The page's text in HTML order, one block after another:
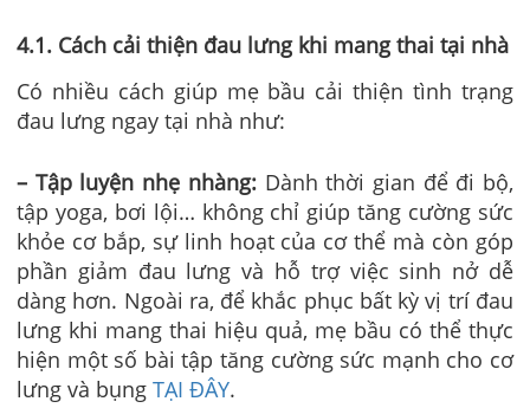
4.1. Cách cải thiện đau lưng khi mang thai tại nhà
Có nhiều cách giúp mẹ bầu cải thiện tình trạng
đau lưng ngay tại nhà như:
– Tập luyện nhẹ nhàng:Dành thời gian để đi bộ,
tập yoga, bơi lội… không chỉ giúp tăng cường sức
khỏe cơ bắp, sự linh hoạt của cơ thể mà còn góp
phần giảm đau lưng và hỗ trợ việc sinh nở dễ
dàng hơn. Ngoài ra, để khắc phục bất kỳ vị trí đau
lưng khi mang thai hiệu quả, mẹ bầu có thể thực
hiện một số bài tập tăng cường sức mạnh cho cơ
lưng và bụng TẠI ĐÂY.